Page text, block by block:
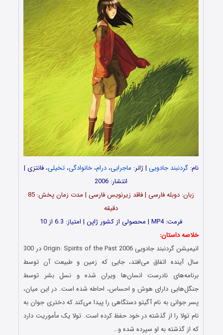
نام:گردنبند جادویی | ژانر: ماجرایی،درام،خانوادگی،تخیلی، فانتزی |
انتشار: 2006
زبان: دوبله فارسی | فاقد زیرنویس فارسی | مدت‌ زمان پخش: 85
دقیقه
فرمت: MP4 | محصولی از کشور ژاپن | امتیاز: 6.3 از 10
خلاصه داستان:
انیمیشن گردنبند جادویی Origin: Spirits of the Past 2006 در 300
سال آینده‌ اتفاق می‌افتد، جایی که زمین و طبیعت آن توسط
برنامه‌های نادرست انسان‌ها ویران شده و نسل بشر توسط
جنگل‌هایی دارای هوش و احساس، احاطه شده است. در این میان،
پسر جوانی به نام آگیتو دستگاهی را پیدا می‌کند که دختری جوان به
نام تولا را از گذشته در خود حفظ کرده است. تولا یک مأموریت دارد
که از گذشته به او سپرده شده و…